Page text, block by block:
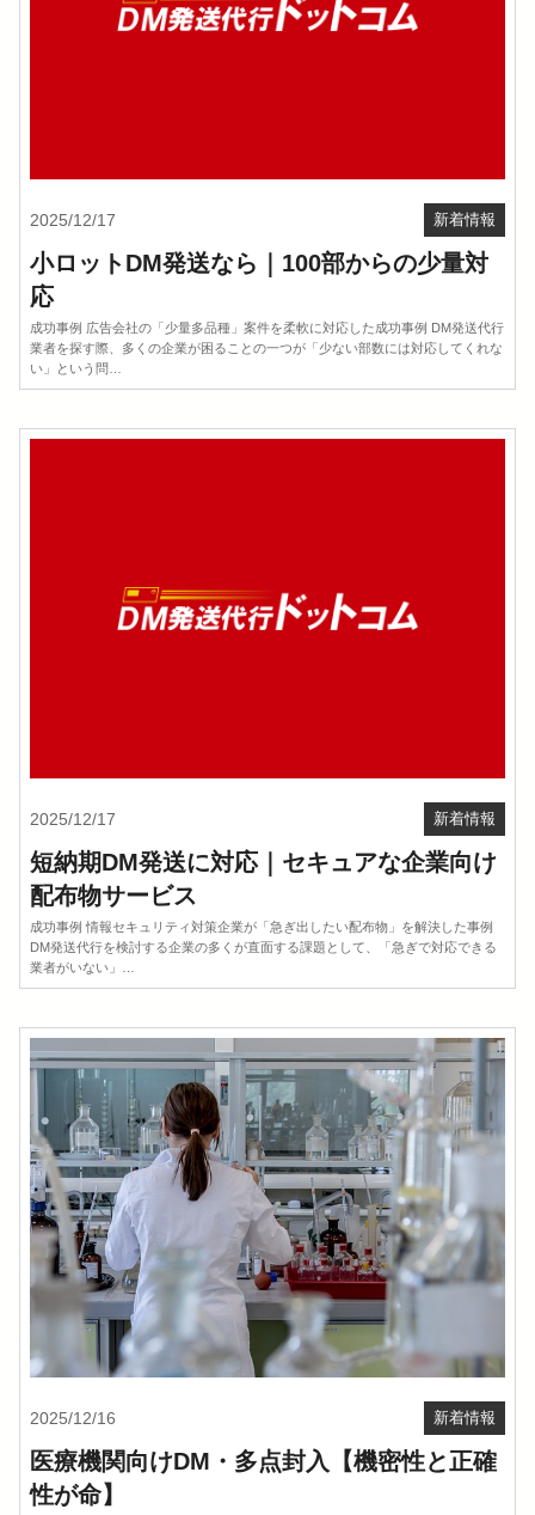
2025/12/17 新着情報
小ロットDM発送なら｜100部からの少量対
応
成功事例 広告会社の「少量多品種」案件を柔軟に対応した成功事例 DM発送代行
業者を探す際、多くの企業が困ることの一つが「少ない部数には対応してくれな
い」という問…
2025/12/17 新着情報
短納期DM発送に対応｜セキュアな企業向け
配布物サービス
成功事例 情報セキュリティ対策企業が「急ぎ出したい配布物」を解決した事例
DM発送代行を検討する企業の多くが直面する課題として、「急ぎで対応できる
業者がいない」…
2025/12/16 新着情報
医療機関向けDM・多点封入【機密性と正確
性が命】